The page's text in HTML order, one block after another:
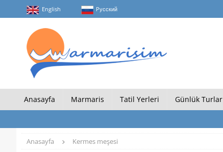
English Pусский
Anasayfa Marmaris Tatil Yerleri Günlük Turlar
Anasayfa Kermes meşesi